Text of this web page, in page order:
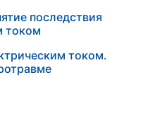
последствия
током
током.